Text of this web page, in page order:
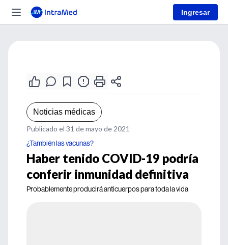
Ingresar
Noticias médicas
Publicado el 31 de mayo de 2021
¿También las vacunas?
Haber tenido COVID-19 podría
conferir inmunidad definitiva
Probablemente producirá anticuerpos para toda la vida